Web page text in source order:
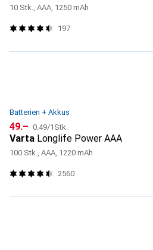
10 Stk., AAA, 1250 mAh
197
Batterien + Akkus
CHF
49.– CHF
0.49/1Stk.
Varta Longlife Power AAA
100 Stk., AAA, 1220 mAh
2560